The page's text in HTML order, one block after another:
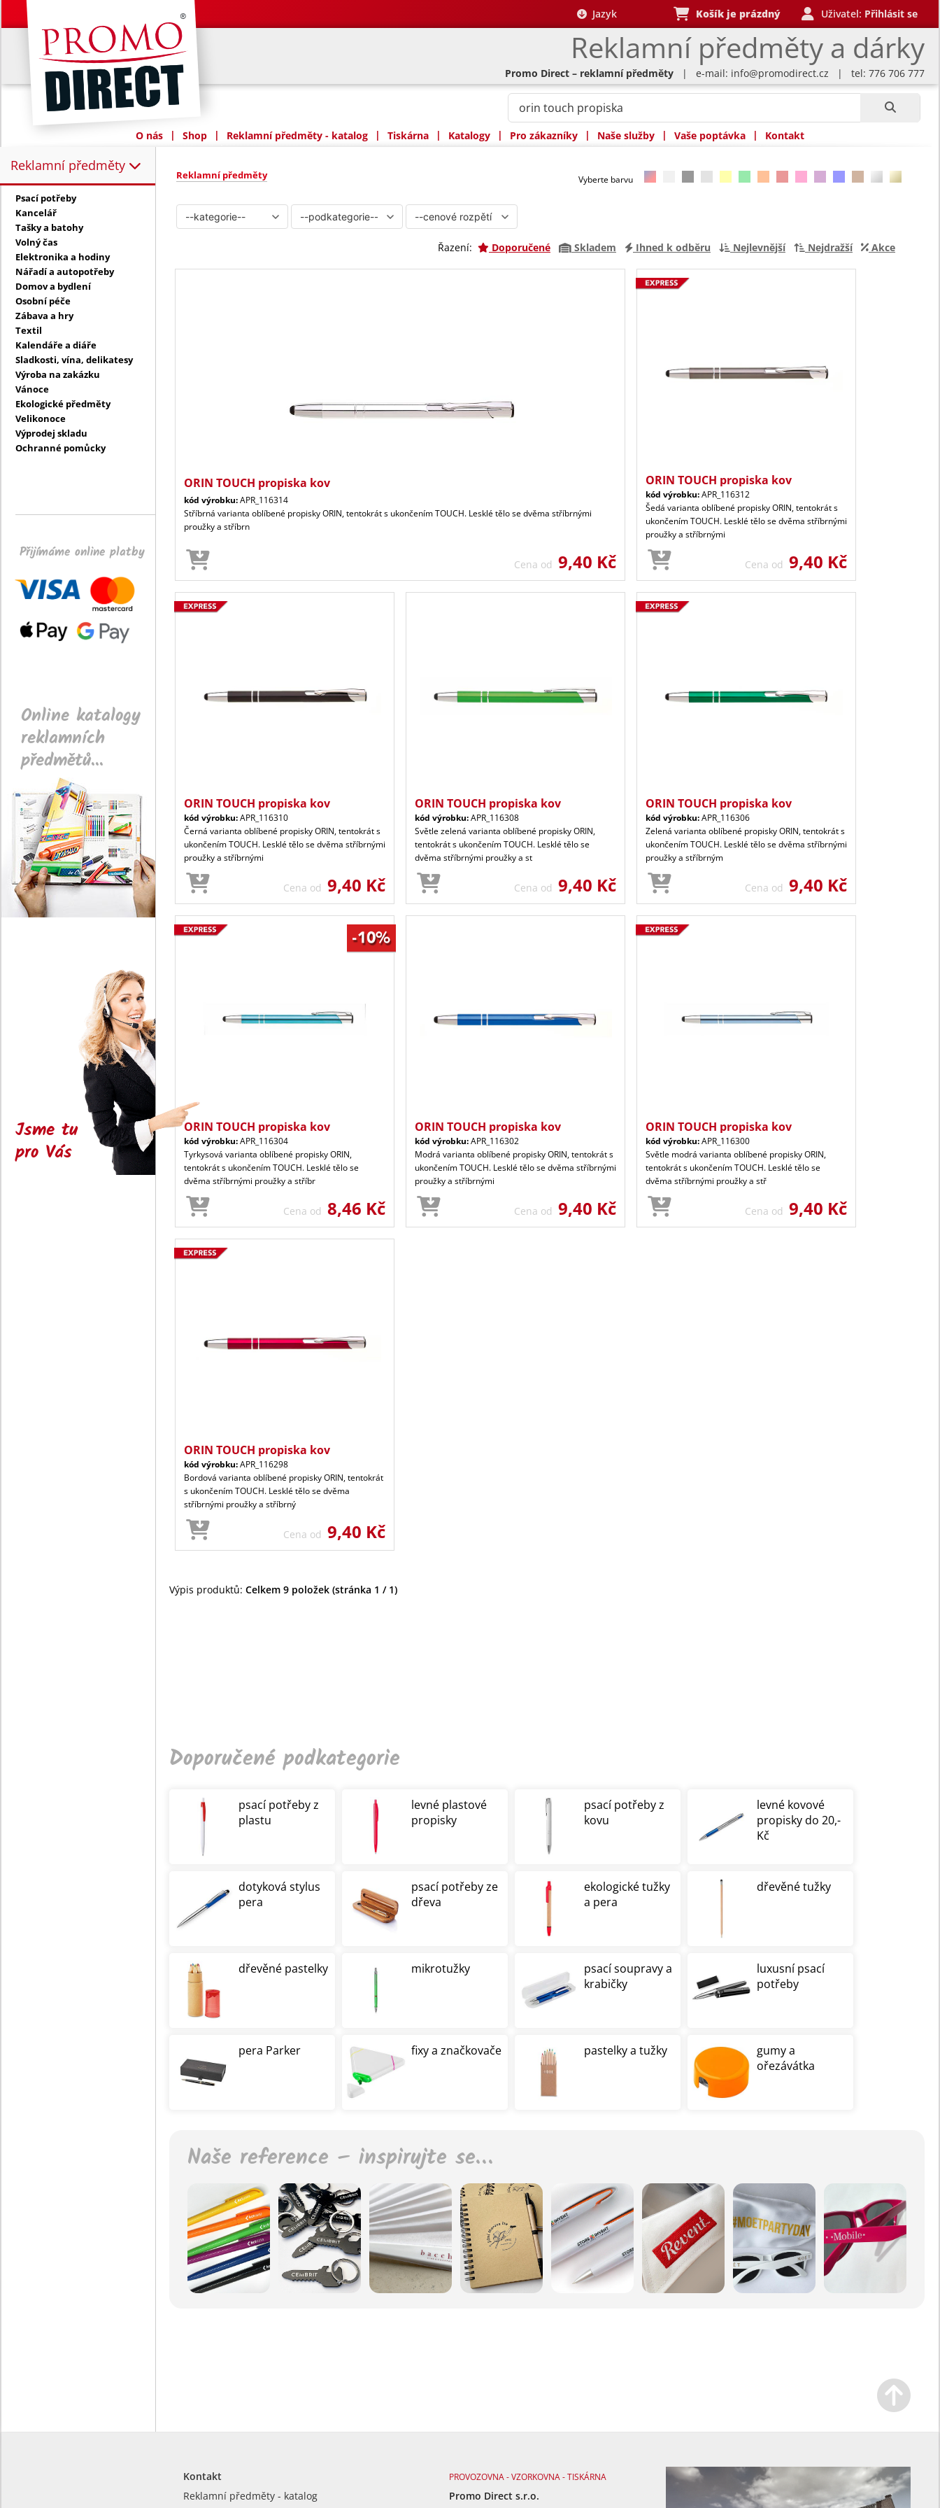
Reklamní předměty a dárky
Jazyk Košík je prázdný Uživatel: Přihlásit se
Promo Direct – reklamní předměty | e-mail: info@promodirect.cz | tel: 776 706 777
O nás | Shop | Reklamní předměty - katalog | Tiskárna | Katalogy | Pro zákazníky | Naše služby | Vaše poptávka | Kontakt
Reklamní předměty
Reklamní předměty:
Psací potřeby
Kancelář
Tašky a batohy
Volný čas
Elektronika a hodiny
Nářadí a autopotřeby
Domov a bydlení
Osobní péče
Zábava a hry
Textil
Kalendáře a diáře
Sladkosti, vína, delikatesy
Výroba na zakázku
Vánoce
Ekologické předměty
Velikonoce
Výprodej skladu
Ochranné pomůcky
Přijímáme online platby
Online katalogy
reklamních
předmětů...
Jsme tu
pro Vás
Reklamní předměty Vyberte barvu
Řazení: Doporučené Skladem Ihned k odběru Nejlevnější Nejdražší Akce
ORIN TOUCH propiska kov
kód výrobku:APR_116314
Stříbrná varianta oblíbené propisky ORIN, tentokrát s ukončením TOUCH. Lesklé tělo se dvěma stříbrnými
proužky a stříbrn
Cena od 9,40 Kč
ORIN TOUCH propiska kov
kód výrobku:APR_116312
Šedá varianta oblíbené propisky ORIN, tentokrát s
ukončením TOUCH. Lesklé tělo se dvěma stříbrnými
proužky a stříbrnými
Cena od 9,40 Kč
ORIN TOUCH propiska kov
kód výrobku:APR_116310
Černá varianta oblíbené propisky ORIN, tentokrát s
ukončením TOUCH. Lesklé tělo se dvěma stříbrnými
proužky a stříbrnými
Cena od 9,40 Kč
ORIN TOUCH propiska kov
kód výrobku:APR_116308
Světle zelená varianta oblíbené propisky ORIN,
tentokrát s ukončením TOUCH. Lesklé tělo se
dvěma stříbrnými proužky a st
Cena od 9,40 Kč
ORIN TOUCH propiska kov
kód výrobku:APR_116306
Zelená varianta oblíbené propisky ORIN, tentokrát s
ukončením TOUCH. Lesklé tělo se dvěma stříbrnými
proužky a stříbrným
Cena od 9,40 Kč
ORIN TOUCH propiska kov
kód výrobku:APR_116304
Tyrkysová varianta oblíbené propisky ORIN,
tentokrát s ukončením TOUCH. Lesklé tělo se
dvěma stříbrnými proužky a stříbr
Cena od 8,46 Kč
ORIN TOUCH propiska kov
kód výrobku:APR_116302
Modrá varianta oblíbené propisky ORIN, tentokrát s
ukončením TOUCH. Lesklé tělo se dvěma stříbrnými
proužky a stříbrnými
Cena od 9,40 Kč
ORIN TOUCH propiska kov
kód výrobku:APR_116300
Světle modrá varianta oblíbené propisky ORIN,
tentokrát s ukončením TOUCH. Lesklé tělo se
dvěma stříbrnými proužky a stř
Cena od 9,40 Kč
ORIN TOUCH propiska kov
kód výrobku:APR_116298
Bordová varianta oblíbené propisky ORIN, tentokrát
s ukončením TOUCH. Lesklé tělo se dvěma
stříbrnými proužky a stříbrný
Cena od 9,40 Kč
Výpis produktů: Celkem 9 položek (stránka 1 / 1)
Doporučené podkategorie
psací potřeby z
plastu
levné plastové
propisky
psací potřeby z
kovu
levné kovové
propisky do 20,-
Kč
dotyková stylus
pera
psací potřeby ze
dřeva
ekologické tužky
a pera
dřevěné tužky
dřevěné pastelky mikrotužky
psací soupravy a
krabičky
luxusní psací
potřeby
pera Parker fixy a značkovače pastelky a tužky
gumy a
ořezávátka
Naše reference – inspirujte se…
Kontakt
Reklamní předměty - katalog
PROVOZOVNA - VZORKOVNA - TISKÁRNA
Promo Direct s.r.o.